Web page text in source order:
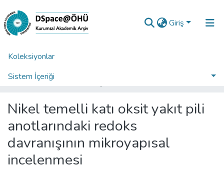
Giriş
Koleksiyonlar
Sistem İçeriği
Analiz
Talep/Soru
Ana Sayfa
Nikel temelli katı oksit yakıt pili
anotlarındaki redoks
davranışının mikroyapısal
incelenmesi